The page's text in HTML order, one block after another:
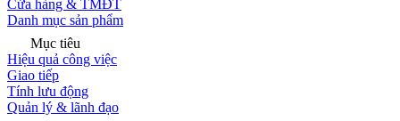
Cửa hàng & TMĐT
Danh mục sản phẩm
Mục tiêu
Hiệu quả công việc
Giao tiếp
Tính lưu động
Quản lý & lãnh đạo